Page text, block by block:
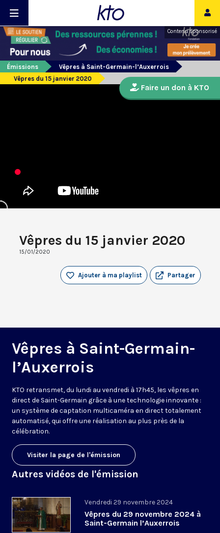
Contenu sponsorisé
Émissions
Vêpres à Saint-Germain-l’Auxerrois
Vêpres du 15 janvier 2020
Vêpres du 15 janvier 2020
15/01/2020
Partager
Ajouter à ma playlist
Vêpres à Saint-Germain-
l’Auxerrois
KTO retransmet, du lundi au vendredi à 17h45, les vêpres en
direct de Saint-Germain grâce à une technologie innovante :
un système de captation multicaméra en direct totalement
automatisé, qui offre une réalisation au plus près de la
célébration.
Visiter la page de l'émission
Autres vidéos de l'émission
Vendredi 29 novembre 2024
Vêpres du 29 novembre 2024 à
Saint-Germain l’Auxerrois
Faire un don à KTO